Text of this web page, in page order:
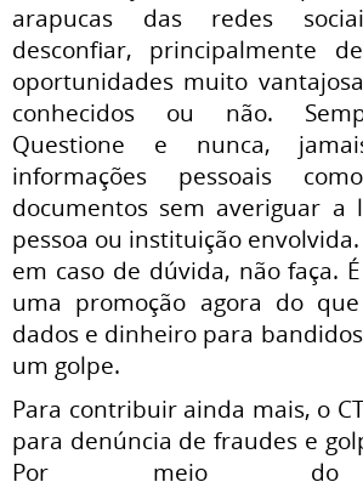
arapucas das redes
desconfiar, principalmente
oportunidades muito
conhecidos ou não.
Questione e nunca,
informações pessoais
documentos sem averiguar a
pessoa ou instituição
em caso de dúvida, não faça.
uma promoção agora do
dados e dinheiro para
um golpe.
Para contribuir ainda mais, o
para denúncia de fraudes e
Por meio do